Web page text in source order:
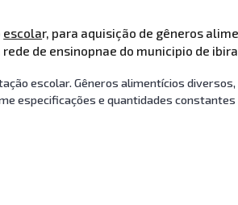
escolar, para aquisição de gêneros
rede de ensinopnae do municipio de
escolar. Gêneros alimentícios diversos,
especificações e quantidades constantes